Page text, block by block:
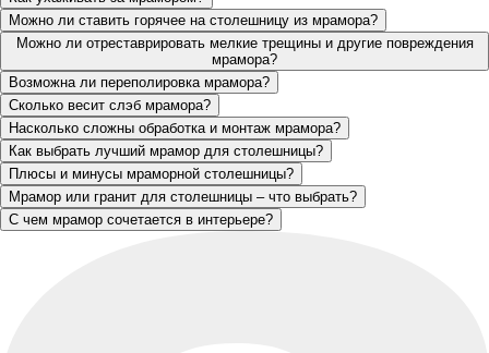
Можно ли ставить горячее на столешницу из мрамора?
Можно ли отреставрировать мелкие трещины и другие повреждения
мрамора?
Возможна ли переполировка мрамора?
Сколько весит слэб мрамора?
Насколько сложны обработка и монтаж мрамора?
Как выбрать лучший мрамор для столешницы?
Плюсы и минусы мраморной столешницы?
Мрамор или гранит для столешницы – что выбрать?
С чем мрамор сочетается в интерьере?